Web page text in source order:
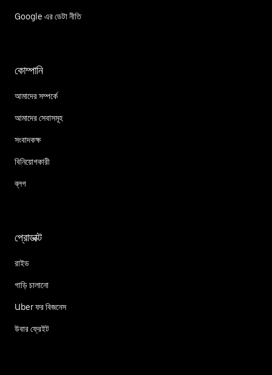
Google এর ডেটা নীতি
কোম্পানি
আমাদের সম্পর্কে
আমাদের সেবাসমূহ
সংবাদকক্ষ
বিনিয়োগকারী
ব্লগ
প্রোডাক্ট
রাইড
গাড়ি চালানো
Uber ফর বিজনেস
উবার ফ্রেইট